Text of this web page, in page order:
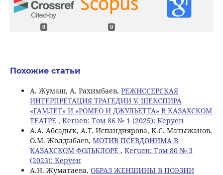
0 0
Похожие статьи
А. Жумаш, А. Рахимбаев, РЕЖИССЕРСКАЯ
ИНТЕРПРЕТАЦИЯ ТРАГЕДИИ У. ШЕКСПИРА
«ГАМЛЕТ» И «РОМЕО И ДЖУЛЬЕТТА» В КАЗАХСКОМ
ТЕАТРЕ , Keruen: Том 86 № 1 (2025): Керуен
A.А. Абсадык, A.T. Испандиярова, K.С. Матыжанов,
О.М. Жолдыбаев, МОТИВ ПСЕВДОНИМА В
КАЗАХСКОМ ФОЛЬКЛОРЕ , Keruen: Том 80 № 3
(2023): Керуен
A.Н. Жуматаева, ОБРАЗ ЖЕНЩИНЫ В ПОЭЗИИ